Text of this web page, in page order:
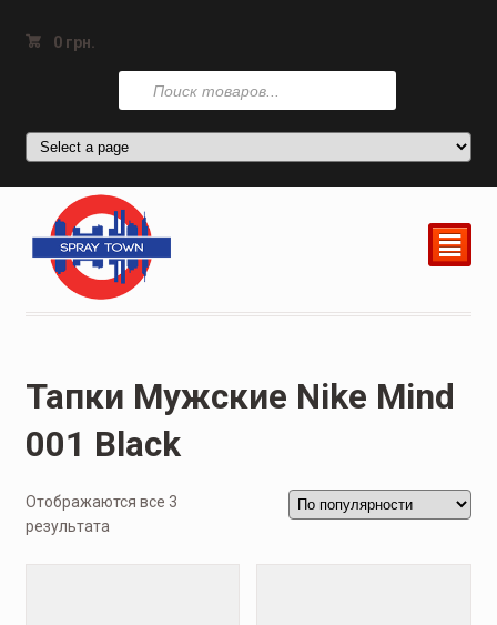
0 грн.
Поиск
товаров
²
Тапки Мужские Nike Mind
001 Black
Отображаются все 3
результата